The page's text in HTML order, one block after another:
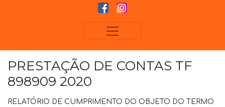
PRESTAÇÃO DE CONTAS TF
898909 2020
RELATÓRIO DE CUMPRIMENTO DO OBJETO DO TERMO